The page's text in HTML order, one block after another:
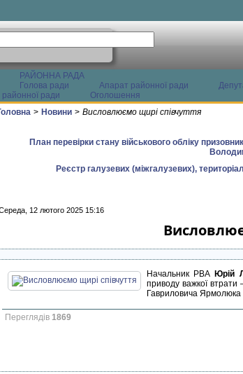
РАЙОННА РАДА
Голова ради
Апарат районної ради
районної ради
Оголошення
> Новини > Висловлюємо щирі співчуття
План перевірки стану військового обліку
Реєстр галузевих (міжгалузевих),
12 лютого 2025 15:16
Начальник РВА Юрій
приводу важкої втрати
Гавриловича Ярмолюка
Переглядів 1869